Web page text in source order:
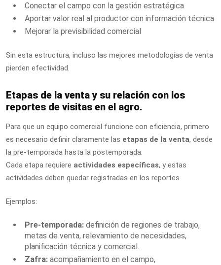
Conectar el campo con la gestión estratégica
Aportar valor real al productor con información técnica
Mejorar la previsibilidad comercial
Sin esta estructura, incluso las mejores metodologías de venta
pierden efectividad.
Etapas de la venta y su relación con los
reportes de visitas en el agro.
Para que un equipo comercial funcione con eficiencia, primero
es necesario definir claramente las etapas de la venta, desde
la pre-temporada hasta la postemporada.
Cada etapa requiere actividades específicas, y estas
actividades deben quedar registradas en los reportes.
Ejemplos:
Pre-temporada: definición de regiones de trabajo,
metas de venta, relevamiento de necesidades,
planificación técnica y comercial.
Zafra: acompañamiento en el campo,